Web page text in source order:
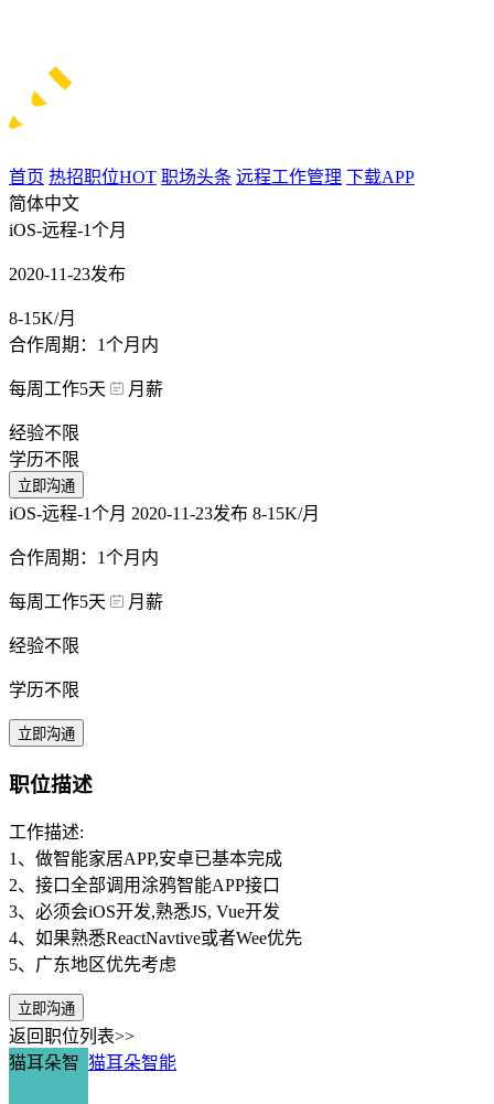
首页 热招职位HOT 职场头条 远程工作管理 下载APP
简体中文
iOS-远程-1个月
2020-11-23发布
8-15K/月
合作周期：1个月内
每周工作5天 月薪
经验不限
学历不限
立即沟通
iOS-远程-1个月 2020-11-23发布 8-15K/月
合作周期：1个月内
每周工作5天 月薪
经验不限
学历不限
立即沟通
职位描述
工作描述:
1、做智能家居APP,安卓已基本完成
2、接口全部调用涂鸦智能APP接口
3、必须会iOS开发,熟悉JS, Vue开发
4、如果熟悉ReactNavtive或者Wee优先
5、广东地区优先考虑
立即沟通
返回职位列表>>
猫耳朵智 猫耳朵智能